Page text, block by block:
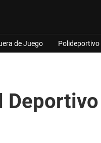
de Juego Polideportivo